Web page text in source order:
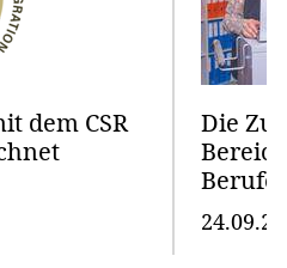
dem CSR
Die